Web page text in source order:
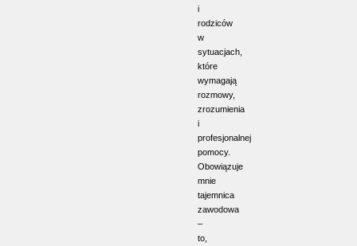
i
rodziców
w
sytuacjach,
które
wymagają
rozmowy,
zrozumienia
i
profesjonalnej
pomocy.
Obowiązuje
mnie
tajemnica
zawodowa
–
to,